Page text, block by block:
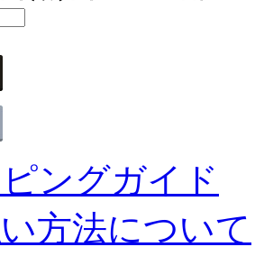
ングガイド
方法について